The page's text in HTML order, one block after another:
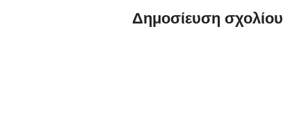
Δημοσίευση σχολίου